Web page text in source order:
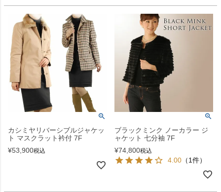
カシミヤリバーシブルジャケッ
ト マスクラット衿付 7F
¥53,900税込
ブラックミンク ノーカラー ジ
ャケット 七分袖 7F
¥74,800税込
4.00 （1件）